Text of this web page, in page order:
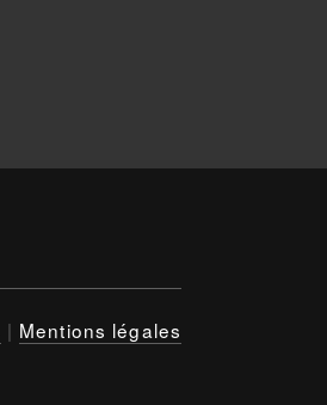
| Mentions légales